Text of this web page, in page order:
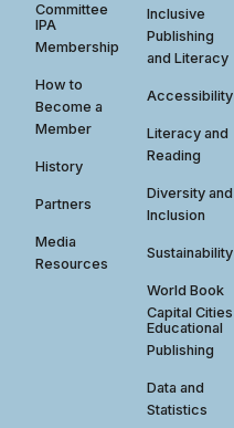
Committee
IPA
Membership
How to
Become a
Member
History
Partners
Media
Resources
Inclusive
Publishing
and Literacy
Accessibility
Literacy and
Reading
Diversity and
Inclusion
Sustainability
World Book
Capital Cities
Educational
Publishing
Data and
Statistics